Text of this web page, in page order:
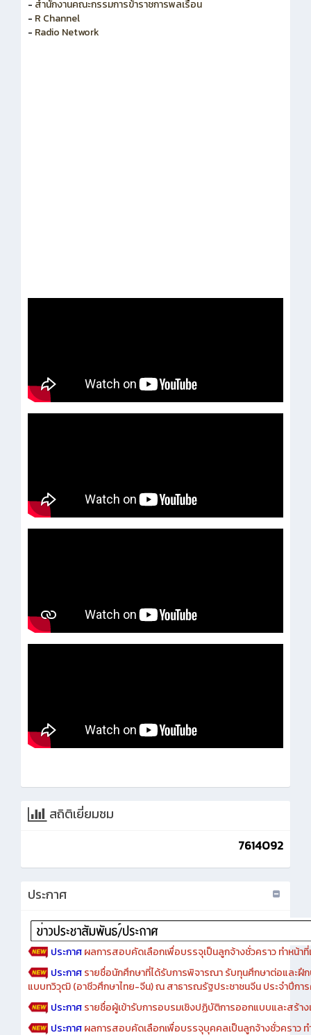
- สำนักงานคณะกรรมการพัฒนาระบบราชการ
- สำนักงานคณะกรรมการข้าราชการพลเรือน
- R Channel
7614092
ประกาศผลการสอบคัดเลือกเพื่อบรรจุเป็นลูกจ้างชั่วคราว ทำหน้าที่
ประกาศ รายชื่อนักศึกษาที่ได้รับการพิจารณา รับทุนศึกษาต่อและฝึ
แบบทวิวุฒิ (อาชีวศึกษาไทย-จีน) ณ สาธารณรัฐประชาชนจีน ประจำปีก
ประกาศรายชื่อผู้เข้ารับการอบรมเชิงปฏิบัติการออกแบบและสร้า